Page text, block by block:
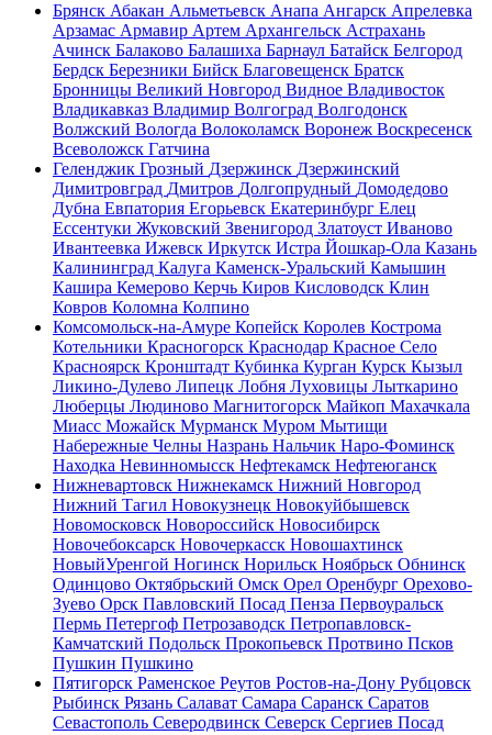
Брянск Абакан Альметьевск Анапа Ангарск Апрелевка
Арзамас Армавир Артем Архангельск Астрахань
Ачинск Балаково Балашиха Барнаул Батайск Белгород
Бердск Березники Бийск Благовещенск Братск
Бронницы Великий Новгород Видное Владивосток
Владикавказ Владимир Волгоград Волгодонск
Волжский Вологда Волоколамск Воронеж Воскресенск
Всеволожск Гатчина
Геленджик Грозный Дзержинск Дзержинский
Димитровград Дмитров Долгопрудный Домодедово
Дубна Евпатория Егорьевск Екатеринбург Елец
Ессентуки Жуковский Звенигород Златоуст Иваново
Ивантеевка Ижевск Иркутск Истра Йошкар-Ола Казань
Калининград Калуга Каменск-Уральский Камышин
Кашира Кемерово Керчь Киров Кисловодск Клин
Ковров Коломна Колпино
Комсомольск-на-Амуре Копейск Королев Кострома
Котельники Красногорск Краснодар Красное Село
Красноярск Кронштадт Кубинка Курган Курск Кызыл
Ликино-Дулево Липецк Лобня Луховицы Лыткарино
Люберцы Людиново Магнитогорск Майкоп Махачкала
Миасс Можайск Мурманск Муром Мытищи
Набережные Челны Назрань Нальчик Наро-Фоминск
Находка Невинномысск Нефтекамск Нефтеюганск
Нижневартовск Нижнекамск Нижний Новгород
Нижний Тагил Новокузнецк Новокуйбышевск
Новомосковск Новороссийск Новосибирск
Новочебоксарск Новочеркасск Новошахтинск
НовыйУренгой Ногинск Норильск Ноябрьск Обнинск
Одинцово Октябрьский Омск Орел Оренбург Орехово-
Зуево Орск Павловский Посад Пенза Первоуральск
Пермь Петергоф Петрозаводск Петропавловск-
Камчатский Подольск Прокопьевск Протвино Псков
Пушкин Пушкино
Пятигорск Раменское Реутов Ростов-на-Дону Рубцовск
Рыбинск Рязань Салават Самара Саранск Саратов
Севастополь Северодвинск Северск Сергиев Посад